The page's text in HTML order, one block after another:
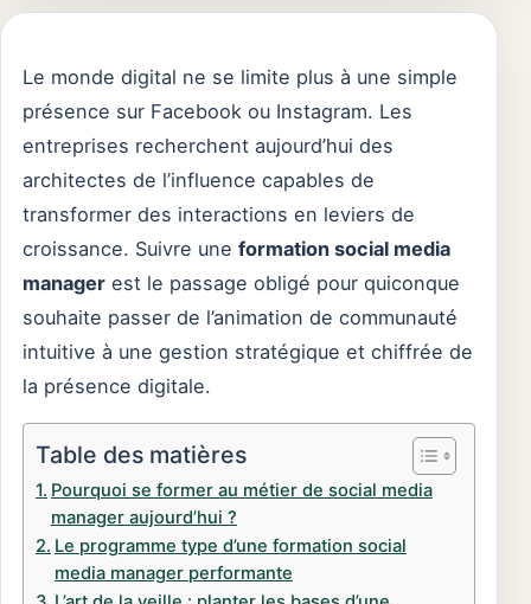
Le monde digital ne se limite plus à une simple
présence sur Facebook ou Instagram. Les
entreprises recherchent aujourd’hui des
architectes de l’influence capables de
transformer des interactions en leviers de
croissance. Suivre une formation social media
manager est le passage obligé pour quiconque
souhaite passer de l’animation de communauté
intuitive à une gestion stratégique et chiffrée de
la présence digitale.
Table des matières
Pourquoi se former au métier de social media
manager aujourd’hui ?
Le programme type d’une formation social
media manager performante